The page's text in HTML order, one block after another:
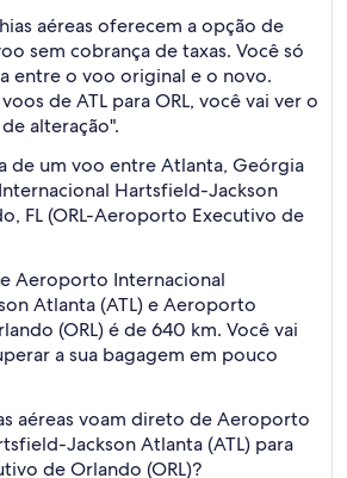
aéreas oferecem a opção de
sem cobrança de taxas. Você só
entre o voo original e o novo.
de ATL para ORL, você vai ver o
alteração".
de um voo entre Atlanta, Geórgia
Hartsfield-Jackson
FL (ORL-Aeroporto Executivo de
Aeroporto Internacional
Atlanta (ATL) e Aeroporto
(ORL) é de 640 km. Você vai
a sua bagagem em pouco
aéreas voam direto de Aeroporto
Jackson Atlanta (ATL) para
de Orlando (ORL)?